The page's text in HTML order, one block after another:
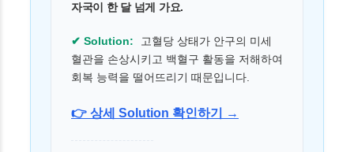
자국이 한 달 넘게 가요.
✔ Solution:
고혈당 상태가 안구의 미세
혈관을 손상시키고 백혈구 활동을 저해하여
회복 능력을 떨어뜨리기 때문입니다.
👉 상세 Solution 확인하기 →